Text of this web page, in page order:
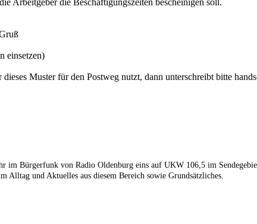
Arbeitgeber die Beschäftigungszeiten bescheinigen soll.
einsetzen)
Muster für den Postweg nutzt, dann unterschreibt bitte
im Bürgerfunk von Radio Oldenburg eins auf UKW 106,5 im
Alltag und Aktuelles aus diesem Bereich sowie Grundsätzliches.